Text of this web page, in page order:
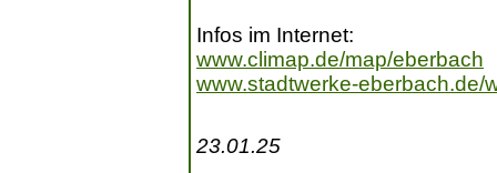
Infos im Internet:
www.climap.de/map/eberbach
www.stadtwerke-eberbach.de/
23.01.25